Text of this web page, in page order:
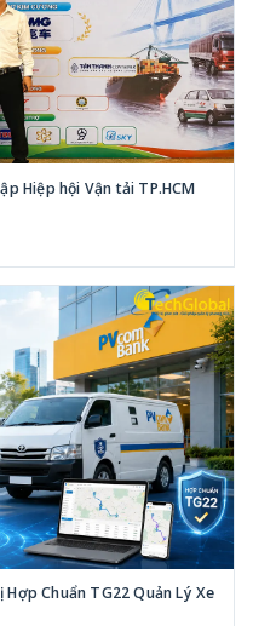
Hiệp hội Vận tải TP.HCM
Chuẩn TG22 Quản Lý Xe